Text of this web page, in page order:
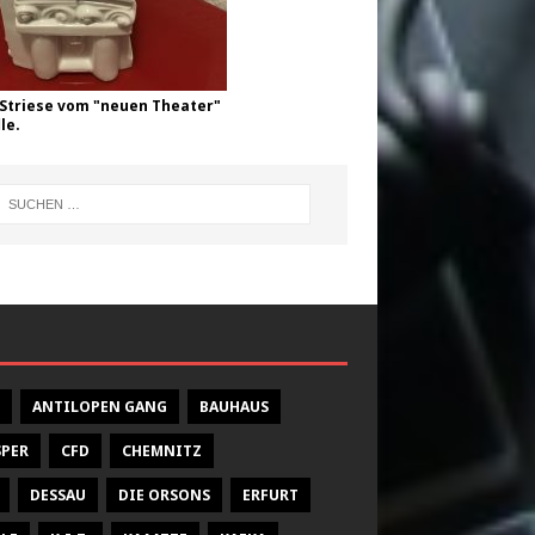
vom "neuen Theater"
ANTILOPEN GANG BAUHAUS
CFD CHEMNITZ
DESSAU DIE ORSONS ERFURT